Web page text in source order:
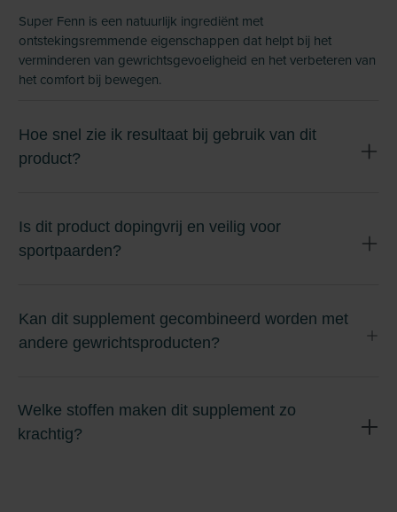
Super Fenn is een natuurlijk ingrediënt met
ontstekingsremmende eigenschappen dat helpt bij het
verminderen van gewrichtsgevoeligheid en het verbeteren van
het comfort bij bewegen.
Hoe snel zie ik resultaat bij gebruik van dit
product?
Is dit product dopingvrij en veilig voor
sportpaarden?
Kan dit supplement gecombineerd worden met
andere gewrichtsproducten?
Welke stoffen maken dit supplement zo
krachtig?